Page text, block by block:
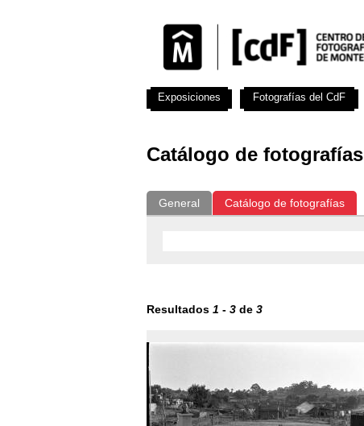
Catálogo de fotografías
General Catálogo de fotografías
Resultados 1 - 3 de 3
Exposiciones Fotografías del CdF